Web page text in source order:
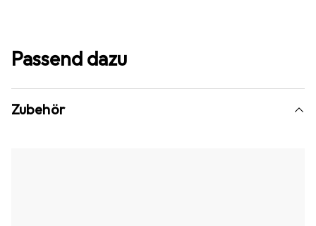
Passend dazu
Zubehör